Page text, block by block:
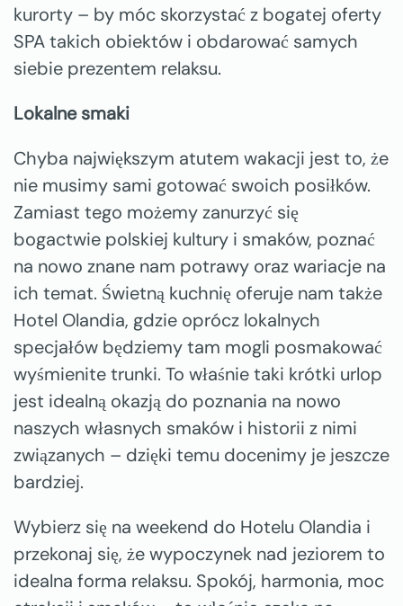
kurorty – by móc skorzystać z bogatej oferty
SPA takich obiektów i obdarować samych
siebie prezentem relaksu.
Lokalne smaki
Chyba największym atutem wakacji jest to, że
nie musimy sami gotować swoich posiłków.
Zamiast tego możemy zanurzyć się
bogactwie polskiej kultury i smaków, poznać
na nowo znane nam potrawy oraz wariacje na
ich temat. Świetną kuchnię oferuje nam także
Hotel Olandia, gdzie oprócz lokalnych
specjałów będziemy tam mogli posmakować
wyśmienite trunki. To właśnie taki krótki urlop
jest idealną okazją do poznania na nowo
naszych własnych smaków i historii z nimi
związanych – dzięki temu docenimy je jeszcze
bardziej.
Wybierz się na weekend do Hotelu Olandia i
przekonaj się, że wypoczynek nad jeziorem to
idealna forma relaksu. Spokój, harmonia, moc